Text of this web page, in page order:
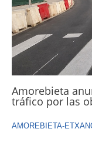
Amorebieta
tráfico por las
AMOREBIETA-